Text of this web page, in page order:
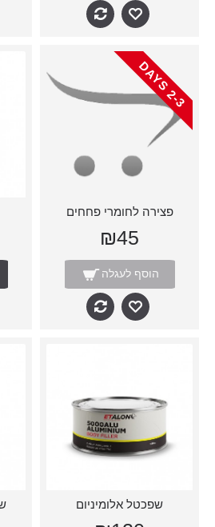
2
-
3
D
A
Y
S
פצירה לחומרי פחחים
₪45
הוסף לעגלה
שפכטל אלומיניום